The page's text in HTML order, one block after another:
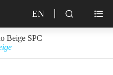
EN  
Beige SPC